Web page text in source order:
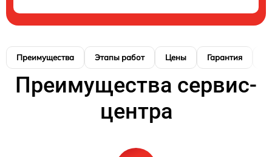
Преимущества Этапы работ Цены Гарантия
Преимущества сервис-
центра